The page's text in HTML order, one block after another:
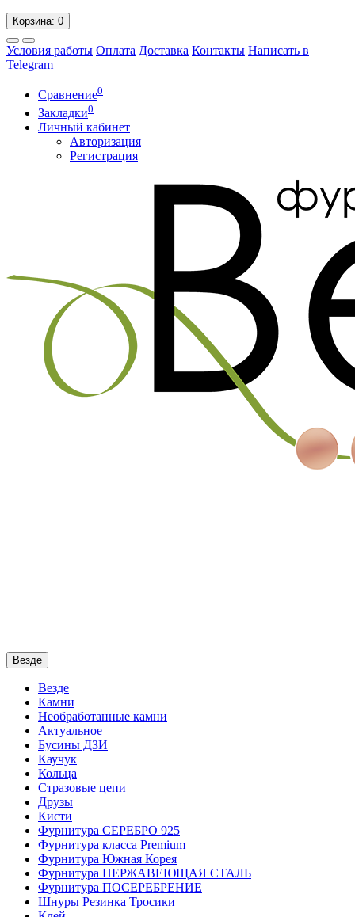
Корзина: 0
Условия работы Оплата Доставка Контакты Написать в
Telegram
Сравнение0
Закладки0
Личный кабинет
Авторизация
Регистрация
Везде
Везде
Камни
Необработанные камни
Актуальное
Бусины ДЗИ
Каучук
Кольца
Стразовые цепи
Друзы
Кисти
Фурнитура СЕРЕБРО 925
Фурнитура класса Premium
Фурнитура Южная Корея
Фурнитура НЕРЖАВЕЮЩАЯ СТАЛЬ
Фурнитура ПОСЕРЕБРЕНИЕ
Шнуры Резинка Тросики